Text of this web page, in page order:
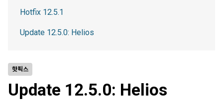
핫픽스
Update 12.5.0: Helios
Hotfix 12.5.1
Update 12.5.0: Helios